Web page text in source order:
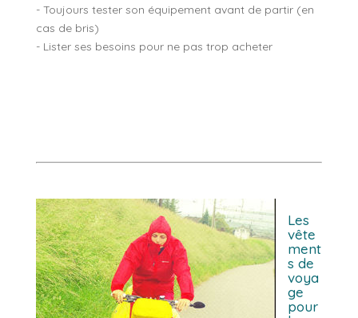
- Toujours tester son équipement avant de partir (en
cas de bris)
- Lister ses besoins pour ne pas trop acheter
Les
vête
ment
s de
voya
ge
pour